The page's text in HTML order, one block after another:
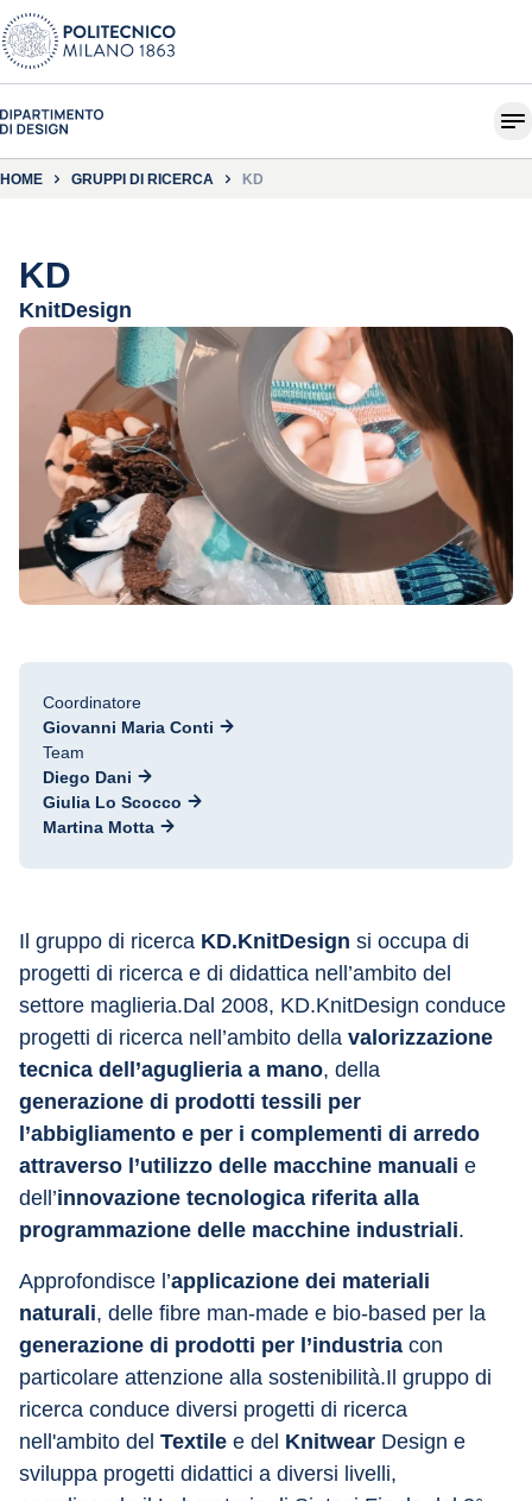
HOME GRUPPI DI RICERCA KD
KD
KnitDesign
Coordinatore
Giovanni Maria Conti
Team
Diego Dani
Giulia Lo Scocco
Martina Motta
Il gruppo di ricerca KD.KnitDesign si occupa di
progetti di ricerca e di didattica nell’ambito del
settore maglieria.Dal 2008, KD.KnitDesign conduce
progetti di ricerca nell’ambito della valorizzazione
tecnica dell’aguglieria a mano, della
generazione di prodotti tessili per
l’abbigliamento e per i complementi di arredo
attraverso l’utilizzo delle macchine manuali e
dell’innovazione tecnologica riferita alla
programmazione delle macchine industriali.
Approfondisce l’applicazione dei materiali
naturali, delle fibre man-made e bio-based per la
generazione di prodotti per l’industria con
particolare attenzione alla sostenibilità.Il gruppo di
ricerca conduce diversi progetti di ricerca
nell'ambito del Textile e del Knitwear Design e
sviluppa progetti didattici a diversi livelli,